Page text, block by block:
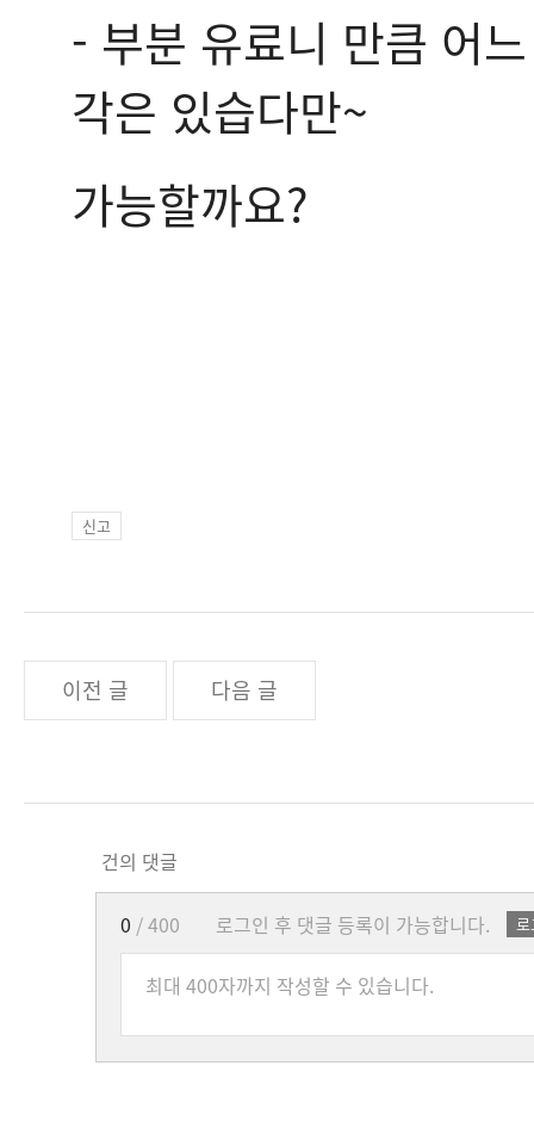
- 부분 유료니 만큼 어
각은 있습다만~
가능할까요?
신고
이전 글 다음 글
건의 댓글
로그인 후 댓글 등록이 가능합니다.
0 / 400